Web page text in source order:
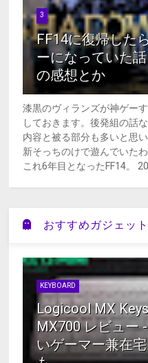
3
FF14に復帰した
ーになっていた
の感想とか
漆黒のヴィランズが神ゲー
しておきます。後発組の話
内容と被る部分も多いと思
新そっちのけで遊んでいた
これ6年目となったFF14。
おすすめガジェット
KEYBOARD
Logicool MX
MX700 レビュー
いゲーマー兼在